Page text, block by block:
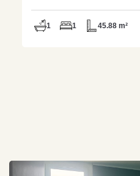
Ref O15509
1 1 45.88 m²